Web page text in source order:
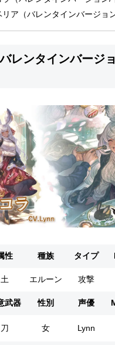
リア（バレンタインバージョ
レンタインバージ
性 種族 タイプ
土 エルーン 攻撃
武器 性別 声優
刀 女 Lynn